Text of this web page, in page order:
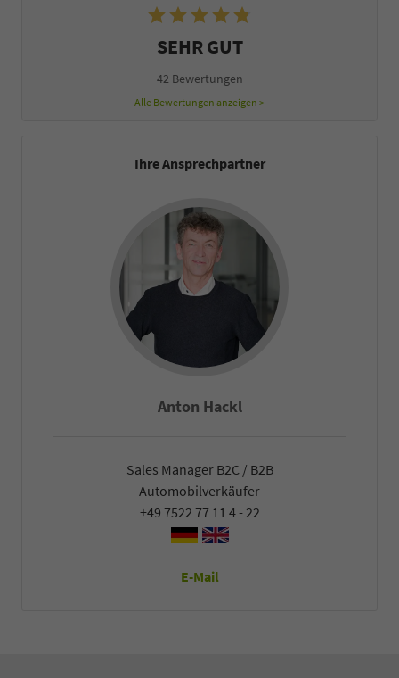
SEHR GUT
42 Bewertungen
Alle Bewertungen anzeigen >
Ihre Ansprechpartner
Anton Hackl
Sales Manager B2C / B2B
Automobilverkäufer
+49 7522 77 11 4 - 22
E-Mail